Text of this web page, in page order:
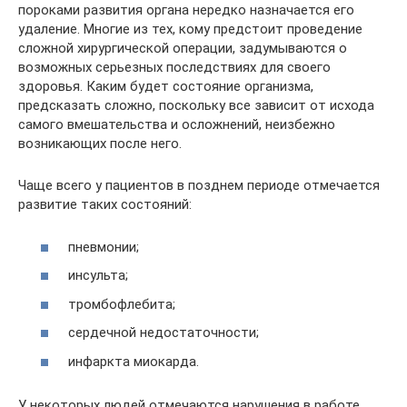
пороками развития органа нередко назначается его
удаление. Многие из тех, кому предстоит проведение
сложной хирургической операции, задумываются о
возможных серьезных последствиях для своего
здоровья. Каким будет состояние организма,
предсказать сложно, поскольку все зависит от исхода
самого вмешательства и осложнений, неизбежно
возникающих после него.
Чаще всего у пациентов в позднем периоде отмечается
развитие таких состояний:
пневмонии;
инсульта;
тромбофлебита;
сердечной недостаточности;
инфаркта миокарда.